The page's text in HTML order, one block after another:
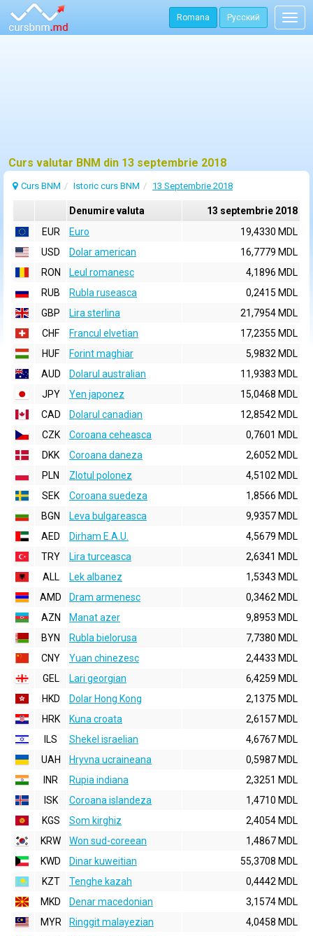
Romana Русский
Curs valutar BNM din 13 septembrie 2018
Curs BNM Istoric curs BNM 13 Septembrie 2018
Denumire valuta
13 septembrie 2018
EUR
Euro
19,4330 MDL
USD
Dolar american
16,7779 MDL
RON
Leul romanesc
4,1896 MDL
RUB
Rubla ruseasca
0,2415 MDL
GBP
Lira sterlina
21,7954 MDL
CHF
Francul elvetian
17,2355 MDL
HUF
Forint maghiar
5,9832 MDL
AUD
Dolarul australian
11,9383 MDL
JPY
Yen japonez
15,0468 MDL
CAD
Dolarul canadian
12,8542 MDL
CZK
Coroana ceheasca
0,7601 MDL
DKK
Coroana daneza
2,6052 MDL
PLN
Zlotul polonez
4,5102 MDL
SEK
Coroana suedeza
1,8566 MDL
BGN
Leva bulgareasca
9,9357 MDL
AED
Dirham E.A.U.
4,5679 MDL
TRY
Lira turceasca
2,6341 MDL
ALL
Lek albanez
1,5343 MDL
AMD
Dram armenesc
0,3462 MDL
AZN
Manat azer
9,8953 MDL
BYN
Rubla bielorusa
7,7380 MDL
CNY
Yuan chinezesc
2,4433 MDL
GEL
Lari georgian
6,4259 MDL
HKD
Dolar Hong Kong
2,1375 MDL
HRK
Kuna croata
2,6157 MDL
ILS
Shekel israelian
4,6767 MDL
UAH
Hryvna ucraineana
0,5987 MDL
INR
Rupia indiana
2,3251 MDL
ISK
Coroana islandeza
1,4710 MDL
KGS
Som kirghiz
2,4054 MDL
KRW
Won sud-coreean
1,4867 MDL
KWD
Dinar kuweitian
55,3708 MDL
KZT
Tenghe kazah
0,4442 MDL
MKD
Denar macedonian
3,1574 MDL
MYR
Ringgit malayezian
4,0458 MDL